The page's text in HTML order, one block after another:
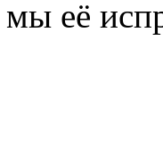
её